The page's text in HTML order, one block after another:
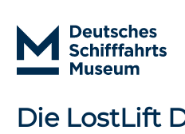
Die LostLift